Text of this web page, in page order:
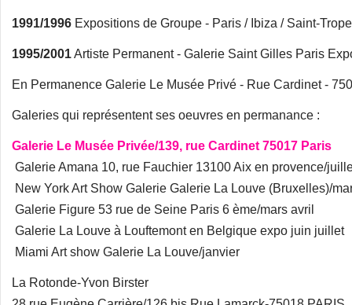
1991/1996 Expositions de Groupe - Paris / Ibiza / Saint-
1995/2001Artiste Permanent - Galerie Saint Gilles Paris
En Permanence Galerie Le Musée Privé - Rue Cardinet -
Galeries qui représentent ses oeuvres en permanance :
Galerie Le Musée Privée/139, rue Cardinet 75017 Paris
Galerie Amana 10, rue Fauchier 13100 Aix en provence/
New York Art Show Galerie Galerie La Louve (Bruxelles)/
Galerie Figure 53 rue de Seine Paris 6 ème/mars avril
Galerie La Louve à Louftemont en Belgique expo juin juillet
Miami Art show Galerie La Louve/janvier
La Rotonde-Yvon Birster